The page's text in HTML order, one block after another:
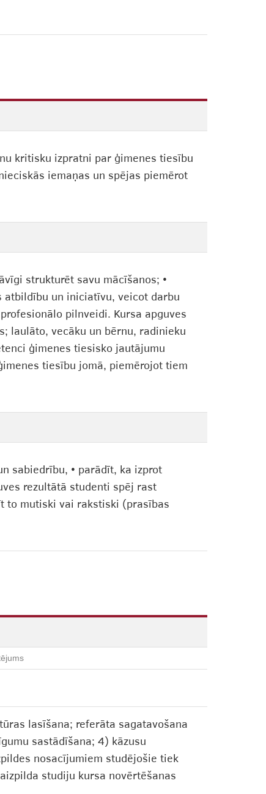
kritisku izpratni par ģimenes tiesību
iemaņas un spējas piemērot
strukturēt savu mācīšanos; •
atbildību un iniciatīvu, veicot darbu
pilnveidi. Kursa apguves
laulāto, vecāku un bērnu, radinieku
ģimenes tiesisko jautājumu
tiesību jomā, piemērojot tiem
sabiedrību, • parādīt, ka izprot
rezultātā studenti spēj rast
to mutiski vai rakstiski (prasības
lasīšana; referāta sagatavošana
sastādīšana; 4) kāzusu
nosacījumiem studējošie tiek
studiju kursa novērtēšanas